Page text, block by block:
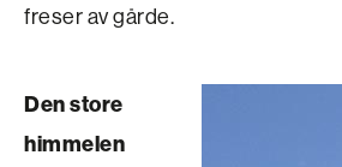
freser av gårde.
Den store
himmelen